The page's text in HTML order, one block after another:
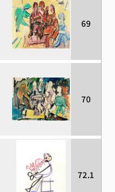
69
70
72.1